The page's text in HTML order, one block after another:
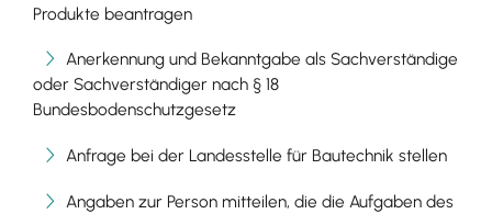
Produkte beantragen
Anerkennung und Bekanntgabe als Sachverständige
oder Sachverständiger nach § 18
Bundesbodenschutzgesetz
Anfrage bei der Landesstelle für Bautechnik stellen
Angaben zur Person mitteilen, die die Aufgaben des